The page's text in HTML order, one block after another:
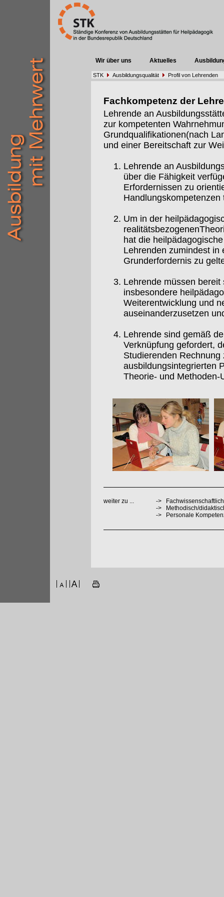
Wir über uns Aktuelles
STK Ausbildungsqualität Profil von Lehrenden
Fachkompetenz der
Lehrende an
zur kompetenten
Grundqualifikationen(nach
und einer Bereitschaft zur
Lehrende an
über die Fähigkeit
Erfordernissen zu
Um in der
hat die
Lehrenden zumindest in
Grunderfordernis zu
Lehrende müssen
insbesondere
Weiterentwicklung und
auseinanderzusetzen
Lehrende sind gemäß
Verknüpfung gefordert,
Studierenden
ausbildungsintegrierten
Theorie- und Methoden-
weiter zu ... ->
->
Methodisch/
->
Personale